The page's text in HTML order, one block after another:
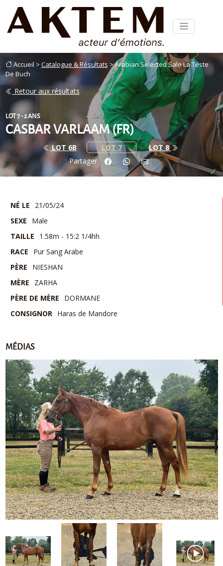
Accueil > Catalogue & Résultats > Arabian Selected Sale La Teste
De Buch
Retour aux résultats
LOT 7 - 2 ANS
CASBAR VARLAAM (FR)
LOT 6B LOT 7
LOT 8
Partager
NÉ LE
21/05/24
SEXE
Male
TAILLE
1.58m - 15:2 1/4hh
RACE
Pur Sang Arabe
PÈRE
NIESHAN
MÈRE
ZARHA
PÈRE DE MÈRE
DORMANE
CONSIGNOR
Haras de Mandore
MÉDIAS